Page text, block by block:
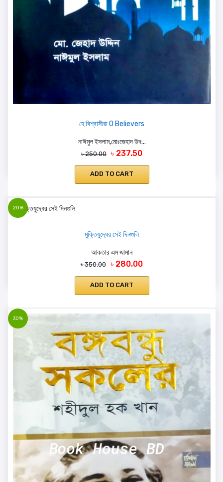
হে বিশ্বাসীরা O Believers
নাঈমুল ইসলাম,মোঃজেহাদ উদ...
৳ 250.00 ৳ 237.50
ADD TO CART
20%
মুক্তিযুদ্ধের সেই দিনগুলি
আকতার এম জামান
৳ 350.00 ৳ 280.00
ADD TO CART
30%